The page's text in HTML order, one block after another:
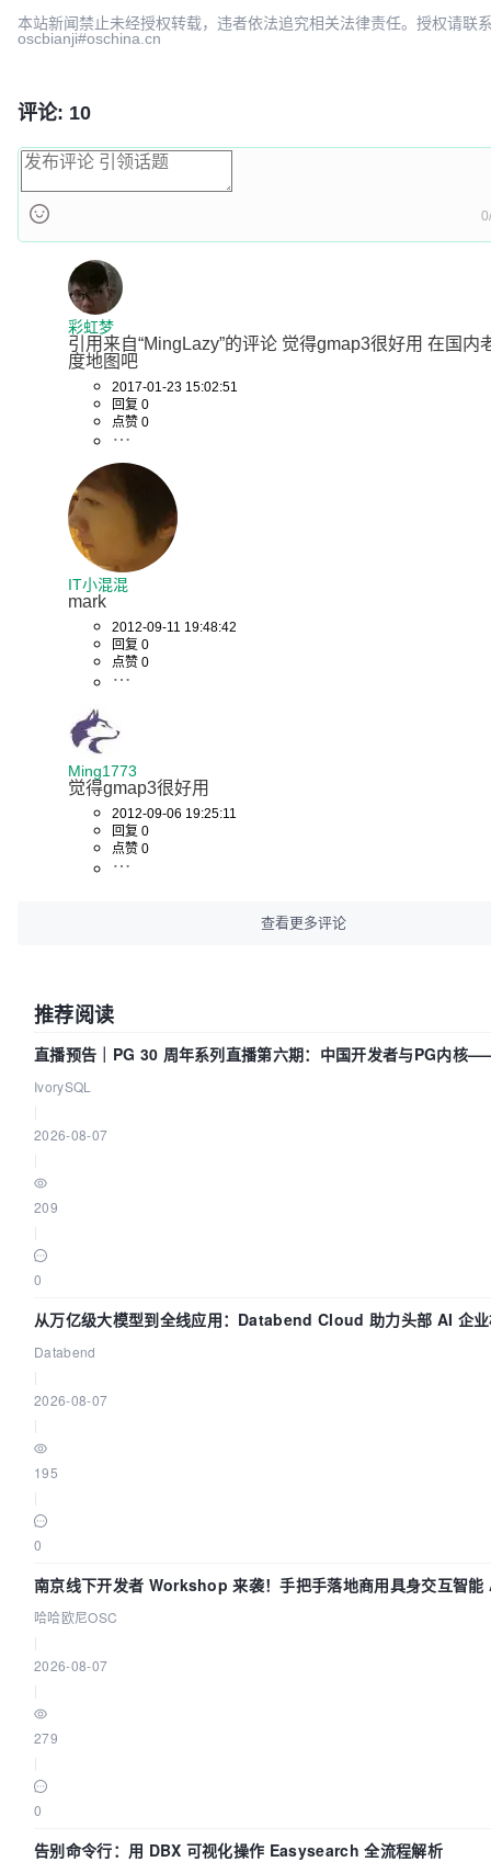
本站新闻禁止未经授权转载，违者依法追究相关法律责任。授权请联
oscbianji#oschina.cn
评论: 10
彩虹梦
引用来自“MingLazy”的评论 觉得gmap3很好用 在国内
度地图吧
2017-01-23 15:02:51
回复 0
点赞 0
IT小混混
mark
2012-09-11 19:48:42
回复 0
点赞 0
Ming1773
觉得gmap3很好用
2012-09-06 19:25:11
回复 0
点赞 0
查看更多评论
推荐阅读
直播预告｜PG 30 周年系列直播第六期：中国开发者与PG内核
动吗？我们贡献了什么？
IvorySQL
2026-08-07
209
0
从万亿级大模型到全线应用：Databend Cloud 助力头部 AI 企
Trace 数据管道
Databend
2026-08-07
195
0
南京线下开发者 Workshop 来袭！手把手落地商用具身交互智
哈哈欧尼OSC
2026-08-07
279
0
告别命令行：用 DBX 可视化操作 Easysearch 全流程解析